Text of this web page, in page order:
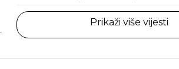
Prikaži više vijesti